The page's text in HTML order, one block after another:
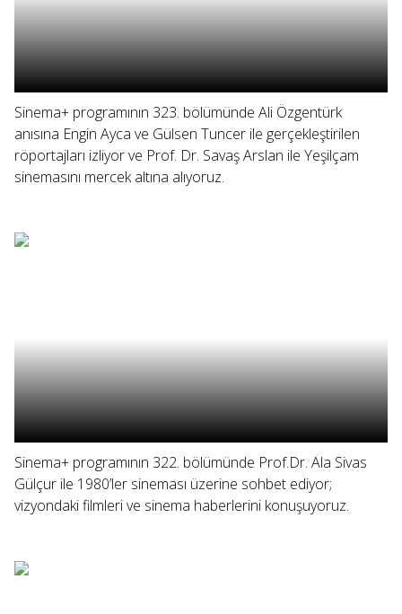
Sinema+ programının 323. bölümünde Ali Özgentürk
anısına Engin Ayca ve Gülsen Tuncer ile gerçekleştirilen
röportajları izliyor ve Prof. Dr. Savaş Arslan ile Yeşilçam
sinemasını mercek altına alıyoruz.
Sinema+ programının 322. bölümünde Prof.Dr. Ala Sivas
Gülçur ile 1980’ler sineması üzerine sohbet ediyor;
vizyondaki filmleri ve sinema haberlerini konuşuyoruz.